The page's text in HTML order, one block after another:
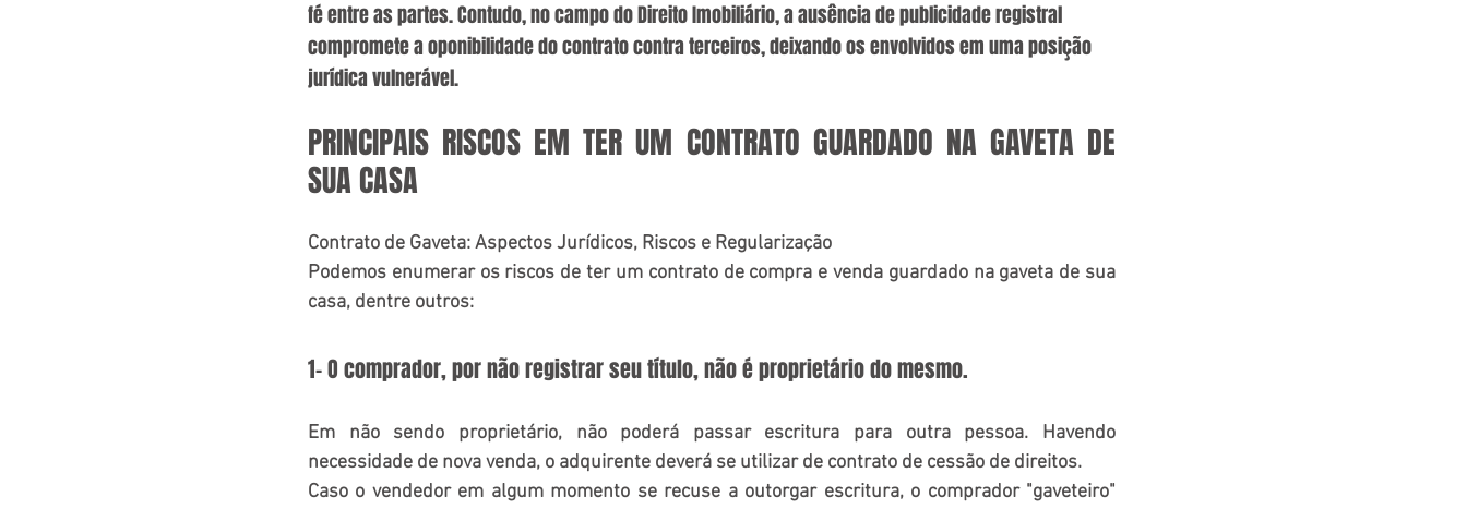
fé entre as partes. Contudo, no campo do Direito Imobiliário, a ausência de publicidade registral
compromete a oponibilidade do contrato contra terceiros, deixando os envolvidos em uma posição
jurídica vulnerável.
PRINCIPAIS RISCOS EM TER UM CONTRATO GUARDADO NA GAVETA DE
SUA CASA
Contrato de Gaveta: Aspectos Jurídicos, Riscos e Regularização
Podemos enumerar os riscos de ter um contrato de compra e venda guardado na gaveta de sua
casa, dentre outros:
1- O comprador, por não registrar seu título, não é proprietário do mesmo.
Em não sendo proprietário, não poderá passar escritura para outra pessoa. Havendo
necessidade de nova venda, o adquirente deverá se utilizar de contrato de cessão de direitos.
Caso o vendedor em algum momento se recuse a outorgar escritura, o comprador "gaveteiro"